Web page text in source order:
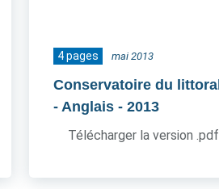
4 pages mai 2013
Conservatoire du littoral
- Anglais - 2013
Télécharger la version .pdf